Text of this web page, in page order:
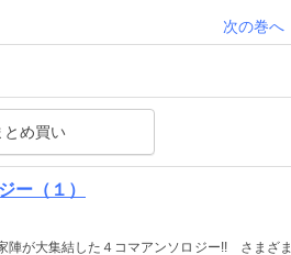
次の巻へ
とめ買い
ー（１）
陣が大集結した４コマアンソロジー!! さまざま